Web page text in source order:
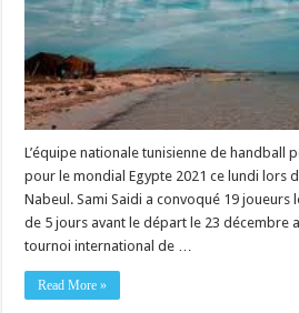
L’équipe nationale tunisienne de handball
pour le mondial Egypte 2021 ce lundi lors
Nabeul. Sami Saidi a convoqué 19 joueurs
de 5 jours avant le départ le 23 décembre
tournoi international de …
Read More »